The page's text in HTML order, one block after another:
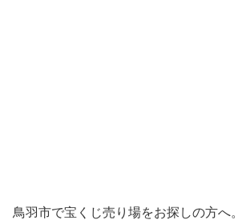
鳥羽市で宝くじ売り場をお探しの方へ。